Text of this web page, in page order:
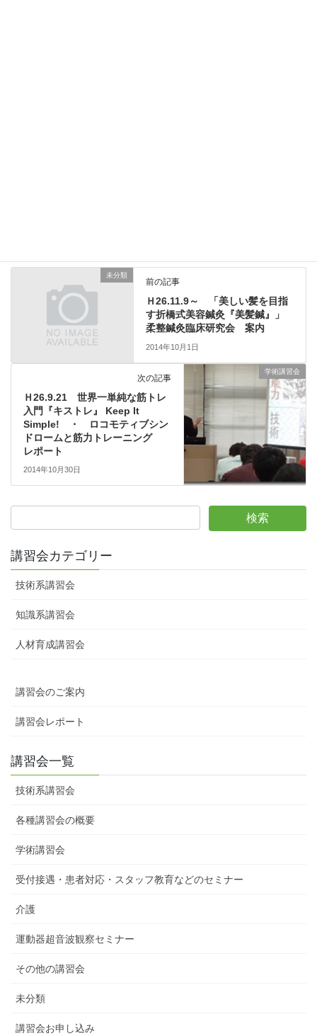
未分類
前の記事
Ｈ26.11.9～ 「美しい髪を目指
す折橋式美容鍼灸『美髪鍼』」
柔整鍼灸臨床研究会 案内
2014年10月1日
学術講習会
次の記事
Ｈ26.9.21 世界一単純な筋トレ
入門『キストレ』 Keep It
Simple! ・ ロコモティブシン
ドロームと筋力トレーニング
レポート
2014年10月30日
講習会カテゴリー
技術系講習会
知識系講習会
人材育成講習会
講習会のご案内
講習会レポート
講習会一覧
技術系講習会
各種講習会の概要
学術講習会
受付接遇・患者対応・スタッフ教育などのセミナー
介護
運動器超音波観察セミナー
その他の講習会
未分類
講習会お申し込み